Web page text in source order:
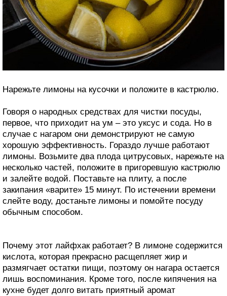
Нарежьте лимоны на кусочки и положите в кастрюлю.
Говоря о народных средствах для чистки посуды,
первое, что приходит на ум – это уксус и сода. Но в
случае с нагаром они демонстрируют не самую
хорошую эффективность. Гораздо лучше работают
лимоны. Возьмите два плода цитрусовых, нарежьте на
несколько частей, положите в пригоревшую кастрюлю
и залейте водой. Поставьте на плиту, а после
закипания «варите» 15 минут. По истечении времени
слейте воду, достаньте лимоны и помойте посуду
обычным способом.
Почему этот лайфхак работает? В лимоне содержится
кислота, которая прекрасно расщепляет жир и
размягчает остатки пищи, поэтому он нагара остается
лишь воспоминания. Кроме того, после кипячения на
кухне будет долго витать приятный аромат